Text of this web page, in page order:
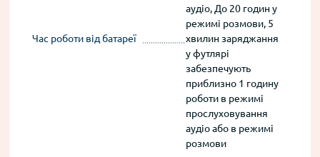
Час роботи від батареї
аудіо, До 20 годин у
режимі розмови, 5
хвилин заряджання
у футлярі
забезпечують
приблизно 1 годину
роботи в режимі
прослуховування
аудіо або в режимі
розмови